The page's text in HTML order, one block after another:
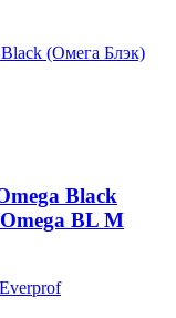
Black
BL M